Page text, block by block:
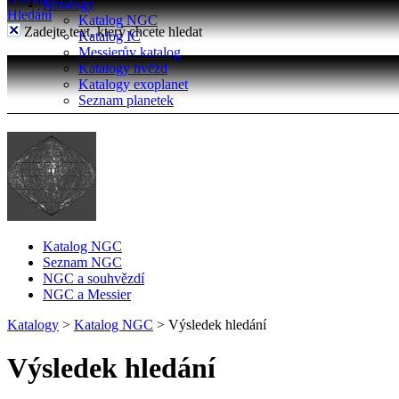
Katalogy
Katalog NGC
Katalog IC
Messierův katalog
Katalogy hvězd
Katalogy exoplanet
Seznam planetek
Hledání
Zadejte text, který chcete hledat
Katalog NGC
Seznam NGC
NGC a souhvězdí
NGC a Messier
Katalogy > Katalog NGC > Výsledek hledání
Výsledek hledání